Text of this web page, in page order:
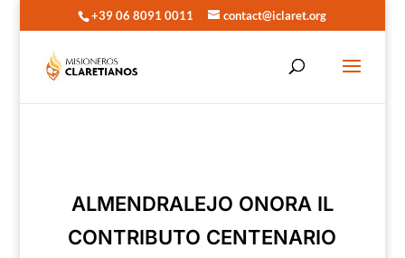
+39 06 8091 0011 contact@iclaret.org
ALMENDRALEJO ONORA IL
CONTRIBUTO CENTENARIO